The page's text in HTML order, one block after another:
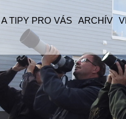
TIPY PRO VÁS ARCHÍV